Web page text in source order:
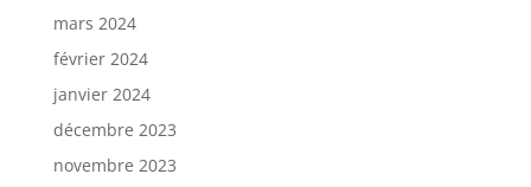
mars 2024
février 2024
janvier 2024
décembre 2023
novembre 2023